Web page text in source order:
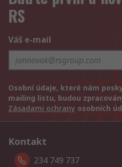
RS
Váš e-mail
Osobní údaje, které nám
mailing listu, budou
Zásadami ochrany osobních
Kontakt
234 749 737